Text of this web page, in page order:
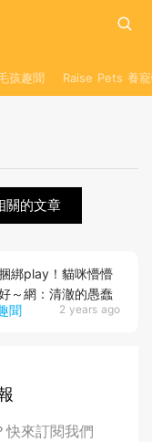
孩趣聞 Raise Pets 養
關的文章
聞 2 years ago
綁play！貓咪懵懵
～網：清澈的愚蠢
快來訂閱我們